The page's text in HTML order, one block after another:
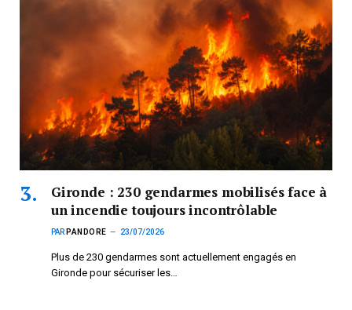
Gironde : 230 gendarmes mobilisés face à
un incendie toujours incontrôlable
PAR PANDORE 23/07/2026
Plus de 230 gendarmes sont actuellement engagés en
Gironde pour sécuriser les…